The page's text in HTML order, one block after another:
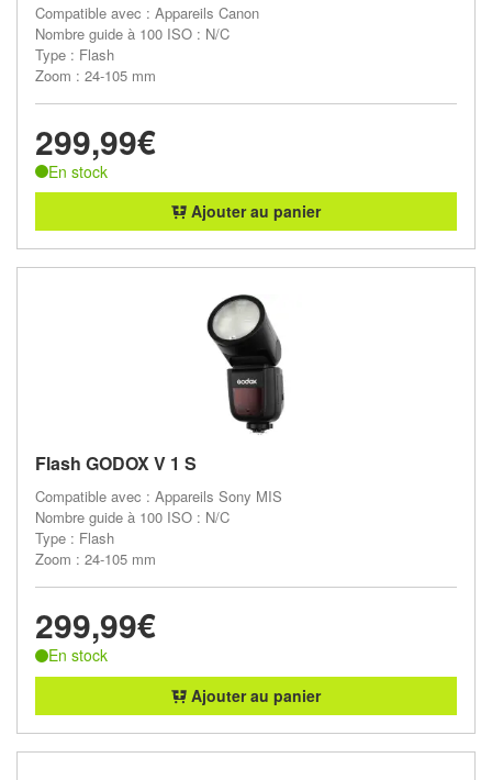
Compatible avec : Appareils Canon
Nombre guide à 100 ISO : N/C
Type : Flash
Zoom : 24-105 mm
299,99€
En stock
Ajouter au panier
Flash GODOX V 1 S
Compatible avec : Appareils Sony MIS
Nombre guide à 100 ISO : N/C
Type : Flash
Zoom : 24-105 mm
299,99€
En stock
Ajouter au panier